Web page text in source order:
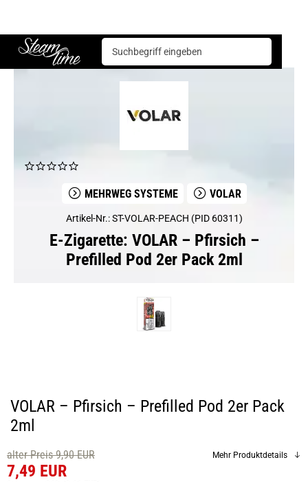
Steam time
E-Zigarette Mehrweg Systeme
MEHRWEG SYSTEME VOLAR
Artikel-Nr.: ST-VOLAR-PEACH (PID 60311)
E-Zigarette: VOLAR – Pfirsich –
Prefilled Pod 2er Pack 2ml
VOLAR – Pfirsich – Prefilled Pod 2er Pack
2ml
alter Preis 9,90 EUR
7,49 EUR
Mehr Produktdetails